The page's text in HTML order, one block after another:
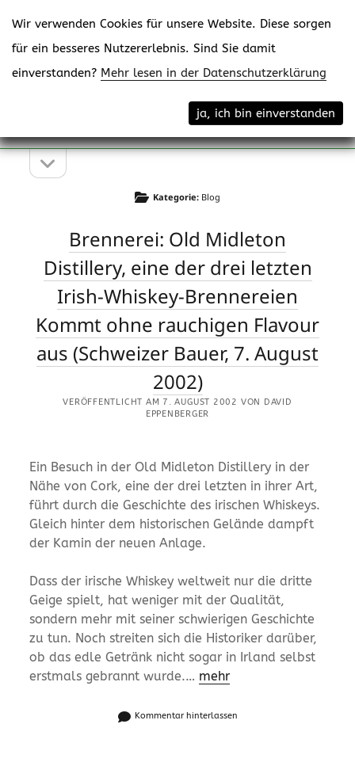
Menü
Seitenleiste
Seitenleiste
öffnen
Kategorie: Blog
Brennerei: Old Midleton
Distillery, eine der drei letzten
Irish-Whiskey-Brennereien
Kommt ohne rauchigen Flavour
aus (Schweizer Bauer, 7. August
2002)
VERÖFFENTLICHT AM 7. AUGUST 2002 VON DAVID
EPPENBERGER
Ein Besuch in der Old Midleton Distillery in der
Nähe von Cork, eine der drei letzten in ihrer Art,
führt durch die Geschichte des irischen Whiskeys.
Gleich hinter dem historischen Gelände dampft
der Kamin der neuen Anlage.
Dass der irische Whiskey weltweit nur die dritte
Geige spielt, hat weniger mit der Qualität,
sondern mehr mit seiner schwierigen Geschichte
zu tun. Noch streiten sich die Historiker darüber,
ob das edle Getränk nicht sogar in Irland selbst
erstmals gebrannt wurde.… mehr
Kommentar hinterlassen
Wir verwenden Cookies für unsere Website. Diese sorgen
für ein besseres Nutzererlebnis. Sind Sie damit
einverstanden? Mehr lesen in der Datenschutzerklärung
ja, ich bin einverstanden